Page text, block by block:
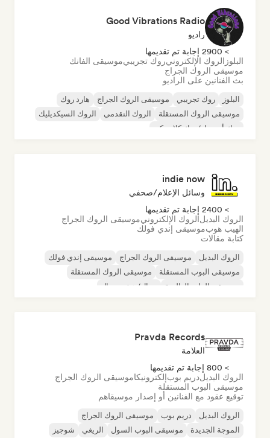
Good Vibrations Radio
راديو
> 2900 إجابة تم تقديمها
البلوز الروك الإلكترونيروك تجريبيموسيقى الفانك
موسيقى الروك الجراج
بث الفنانين على الراديو
البلوز روك تجريبي موسيقى الروك الجراج
هارد روك
موسيقى الروك المستقلة
الروك التقدمي
الروك السيكديليك
روك أند رول/روك كلاسيكي
indie now
وسائل الإعلام/صحفي
> 2400 إجابة تم تقديمها
الروك البديلالروك الإلكترونيموسيقى الروك الجراج
الهيب هوبموسيقى إندي فولك
كتابة مقالات
الروك البديل موسيقى الروك الجراج
موسيقى إندي فولك
موسيقى البوب المستقلة
موسيقى الروك المستقلة
موسيقى الراب العالمية
ميتال/هيفي ميتال
Pravda Records
العلامة
> 800 إجابة تم تقديمها
الروك البديلدريم بوبإلكترونيكاموسيقى الروك الجراج
موسيقى البوب المستقلة
توقيع عقود مع الفنانين أو إصدار موسيقاهم
الروك البديل دريم بوب
موسيقى الروك الجراج
الموجة الجديدة
موسيقى البوب السول الريغي
شوجيز